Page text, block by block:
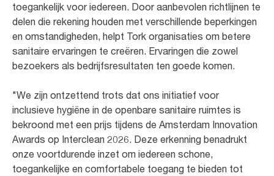
toegankelijk voor iedereen. Door aanbevolen richtlijnen te
delen die rekening houden met verschillende beperkingen
en omstandigheden, helpt Tork organisaties om betere
sanitaire ervaringen te creëren. Ervaringen die zowel
bezoekers als bedrijfsresultaten ten goede komen.
"We zijn ontzettend trots dat ons initiatief voor
inclusieve hygiëne in de openbare sanitaire ruimtes is
bekroond met een prijs tijdens de Amsterdam Innovation
Awards op Interclean 2026. Deze erkenning benadrukt
onze voortdurende inzet om iedereen schone,
toegankelijke en comfortabele toegang te bieden tot